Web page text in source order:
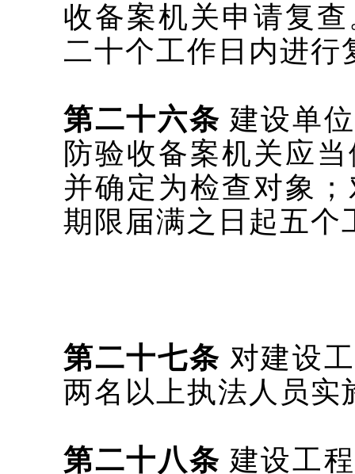
收备案机关申请复
二十个工作日内进行
第二十六条 建设单
防验收备案机关应
并确定为检查对象
期限届满之日起五个
第二十七条 对建设
两名以上执法人员实
第二十八条 建设工